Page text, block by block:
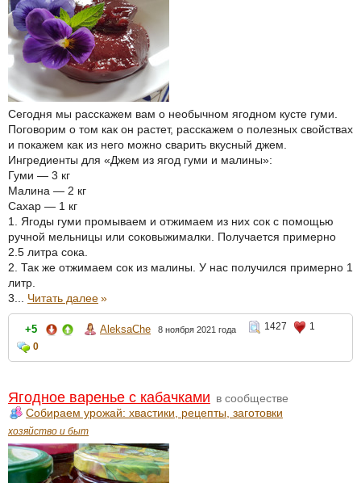
Сегодня мы расскажем вам о необычном ягодном кусте гуми.
Поговорим о том как он растет, расскажем о полезных свойствах
и покажем как из него можно сварить вкусный джем.
Ингредиенты для «Джем из ягод гуми и малины»:
Гуми — 3 кг
Малина — 2 кг
Сахар — 1 кг
1. Ягоды гуми промываем и отжимаем из них сок с помощью
ручной мельницы или соковыжималки. Получается примерно
2.5 литра сока.
2. Так же отжимаем сок из малины. У нас получился примерно 1
литр.
3... Читать далее»
+5 AleksaChe 8 ноября 2021 года 1427
1
0
Ягодное варенье с кабачками в сообществе
Собираем урожай: хвастики, рецепты, заготовки
хозяйство и быт